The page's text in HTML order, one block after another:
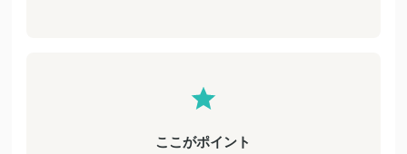
ここがポイント